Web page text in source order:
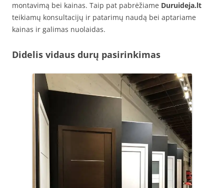
montavimą bei kainas. Taip pat pabrėžiame Duruideja.lt
teikiamų konsultacijų ir patarimų naudą bei aptariame
kainas ir galimas nuolaidas.
Didelis vidaus durų pasirinkimas